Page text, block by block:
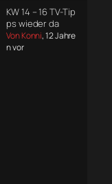
KW 14 – 16 TV-Tip
ps wieder da
Von Konni, 12 Jahre
n vor